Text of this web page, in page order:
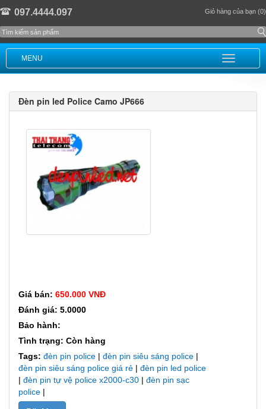
097.4444.097 Giỏ hàng của bạn (0)
MENU
Đèn pin led Police Camo JP666
Giá bán: 650.000 VNĐ
Đánh giá: 5.0000
Bảo hành:
Tình trạng: Còn hàng
Tags: đèn pin police | đèn pin siêu sáng police |
đèn pin siêu sáng police giá rẻ | đèn pin led police
| đèn pin tự vệ police x2000-c30 | đèn pin sạc
police |